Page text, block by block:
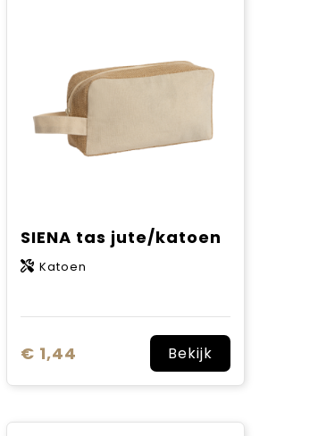
SIENA tas jute/katoen
Katoen
€ 1,44 Bekijk